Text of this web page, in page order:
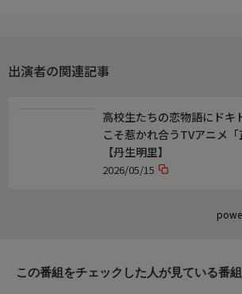
出演者の関連記事
高校生たちの恋物語にドキ
こそ惹かれ合うTVアニメ「
【丹生明里】
2026/05/15
この番組をチェックした人が見ている番組